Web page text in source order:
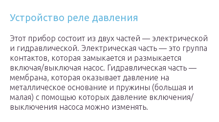
Устройство реле давления
Этот прибор состоит из двух частей — электрической
и гидравлической. Электрическая часть — это группа
контактов, которая замыкается и размыкается
включая/выключая насос. Гидравлическая часть —
мембрана, которая оказывает давление на
металлическое основание и пружины (большая и
малая) с помощью которых давление включения/
выключения насоса можно изменять.